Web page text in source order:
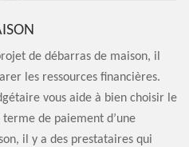
de débarras de maison, il
les ressources financières.
vous aide à bien choisir le
de paiement d’une
il y a des prestataires qui